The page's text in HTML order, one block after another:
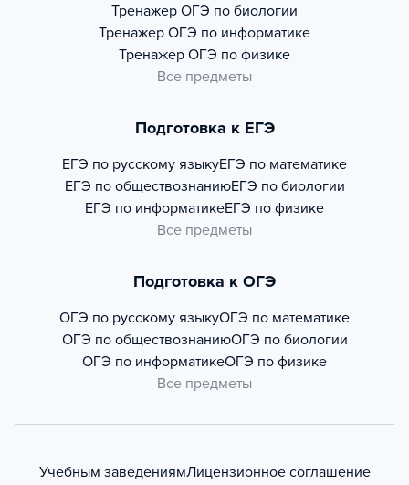
Тренажер ОГЭ по биологии
Тренажер ОГЭ по информатике
Тренажер ОГЭ по физике
Все предметы
Подготовка к ЕГЭ
ЕГЭ по русскому языкуЕГЭ по математике
ЕГЭ по обществознаниюЕГЭ по биологии
ЕГЭ по информатикеЕГЭ по физике
Все предметы
Подготовка к ОГЭ
ОГЭ по русскому языкуОГЭ по математике
ОГЭ по обществознаниюОГЭ по биологии
ОГЭ по информатикеОГЭ по физике
Все предметы
Учебным заведениямЛицензионное соглашение